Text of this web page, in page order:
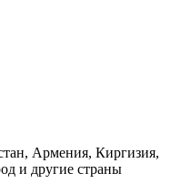
Армения, Киргизия,
и другие страны